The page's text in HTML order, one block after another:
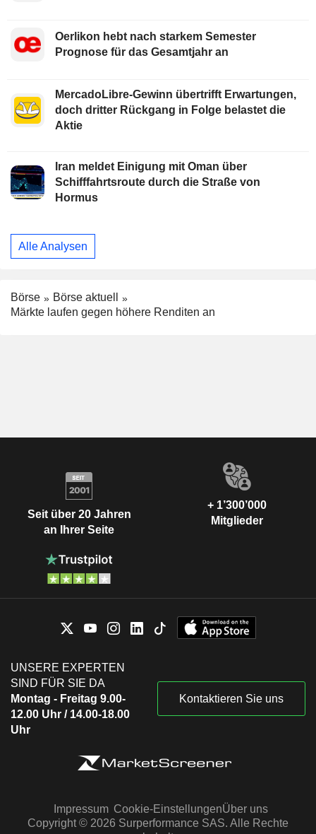
Oerlikon hebt nach starkem Semester
Prognose für das Gesamtjahr an
MercadoLibre-Gewinn übertrifft Erwartungen,
doch dritter Rückgang in Folge belastet die
Aktie
Iran meldet Einigung mit Oman über
Schifffahrtsroute durch die Straße von
Hormus
Alle Analysen
Börse
Börse aktuell
Märkte laufen gegen höhere Renditen an
Seit über 20 Jahren
an Ihrer Seite
+ 1’300’000
Mitglieder
UNSERE EXPERTEN
SIND FÜR SIE DA
Montag - Freitag 9.00-
12.00 Uhr / 14.00-18.00
Uhr
Kontaktieren Sie uns
Impressum Cookie-EinstellungenÜber uns
Copyright © 2026 Surperformance SAS. Alle Rechte